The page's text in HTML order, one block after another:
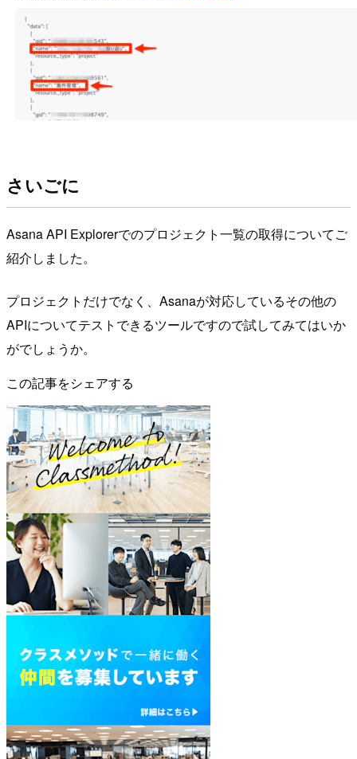
さいごに
Asana API Explorerでのプロジェクト一覧の取得についてご
紹介しました。
プロジェクトだけでなく、Asanaが対応しているその他の
APIについてテストできるツールですので試してみてはいか
がでしょうか。
この記事をシェアする